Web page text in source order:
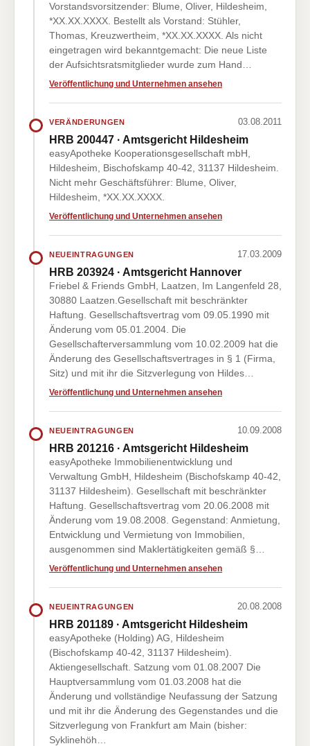
Vorstandsvorsitzender: Blume, Oliver, Hildesheim,
*XX.XX.XXXX. Bestellt als Vorstand: Stühler,
Thomas, Kreuzwertheim, *XX.XX.XXXX. Als nicht
eingetragen wird bekanntgemacht: Die neue Liste
der Aufsichtsratsmitglieder wurde zum Hand…
Veröffentlichung und Unternehmen ansehen
VERÄNDERUNGEN 03.08.2011
HRB 200447 · Amtsgericht Hildesheim
easyApotheke Kooperationsgesellschaft mbH,
Hildesheim, Bischofskamp 40-42, 31137 Hildesheim.
Nicht mehr Geschäftsführer: Blume, Oliver,
Hildesheim, *XX.XX.XXXX.
Veröffentlichung und Unternehmen ansehen
NEUEINTRAGUNGEN 17.03.2009
HRB 203924 · Amtsgericht Hannover
Friebel & Friends GmbH, Laatzen, Im Langenfeld 28,
30880 Laatzen.Gesellschaft mit beschränkter
Haftung. Gesellschaftsvertrag vom 09.05.1990 mit
Änderung vom 05.01.2004. Die
Gesellschafterversammlung vom 10.02.2009 hat die
Änderung des Gesellschaftsvertrages in § 1 (Firma,
Sitz) und mit ihr die Sitzverlegung von Hildes…
Veröffentlichung und Unternehmen ansehen
NEUEINTRAGUNGEN 10.09.2008
HRB 201216 · Amtsgericht Hildesheim
easyApotheke Immobilienentwicklung und
Verwaltung GmbH, Hildesheim (Bischofskamp 40-42,
31137 Hildesheim). Gesellschaft mit beschränkter
Haftung. Gesellschaftsvertrag vom 20.06.2008 mit
Änderung vom 19.08.2008. Gegenstand: Anmietung,
Entwicklung und Vermietung von Immobilien,
ausgenommen sind Maklertätigkeiten gemäß §…
Veröffentlichung und Unternehmen ansehen
NEUEINTRAGUNGEN 20.08.2008
HRB 201189 · Amtsgericht Hildesheim
easyApotheke (Holding) AG, Hildesheim
(Bischofskamp 40-42, 31137 Hildesheim).
Aktiengesellschaft. Satzung vom 01.08.2007 Die
Hauptversammlung vom 01.03.2008 hat die
Änderung und vollständige Neufassung der Satzung
und mit ihr die Änderung des Gegenstandes und die
Sitzverlegung von Frankfurt am Main (bisher:
Syklinehöh…